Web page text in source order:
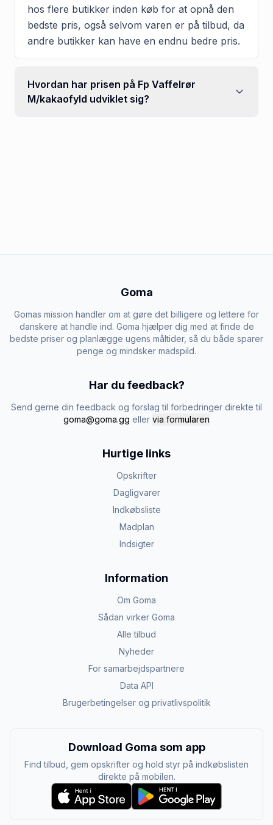
hos flere butikker inden køb for at opnå den
bedste pris, også selvom varen er på tilbud, da
andre butikker kan have en endnu bedre pris.
Hvordan har prisen på Fp Vaffelrør
M/kakaofyld udviklet sig?
Goma
Gomas mission handler om at gøre det billigere og lettere for
danskere at handle ind. Goma hjælper dig med at finde de
bedste priser og planlægge ugens måltider, så du både sparer
penge og mindsker madspild.
Har du feedback?
Send gerne din feedback og forslag til forbedringer direkte til
goma@goma.gg eller via formularen
Hurtige links
Opskrifter
Dagligvarer
Indkøbsliste
Madplan
Indsigter
Information
Om Goma
Sådan virker Goma
Alle tilbud
Nyheder
For samarbejdspartnere
Data API
Brugerbetingelser og privatlivspolitik
Download Goma som app
Find tilbud, gem opskrifter og hold styr på indkøbslisten
direkte på mobilen.